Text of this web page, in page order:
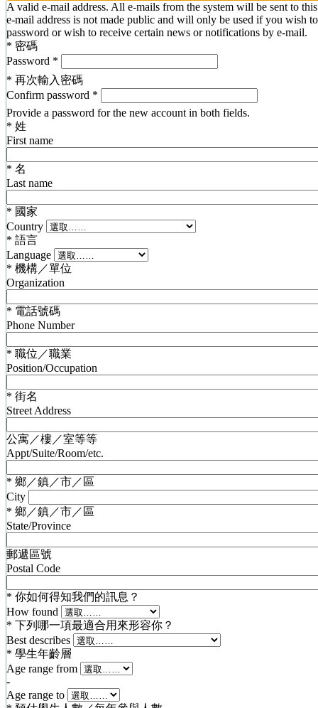
A valid e-mail address. All e-mails from the system will be sent to
e-mail address is not made public and will only be used if you wish
password or wish to receive certain news or notifications by e-mail.
* 密碼
Password *
* 再次輸入密碼
Confirm password *
Provide a password for the new account in both fields.
* 姓
First name
* 名
Last name
* 國家
Country
* 語言
Language
* 機構／單位
Organization
* 電話號碼
Phone Number
* 職位／職業
Position/Occupation
* 街名
Street Address
公寓／樓／室等等
Appt/Suite/Room/etc.
* 鄉／鎮／市／區
City
* 鄉／鎮／市／區
State/Province
郵遞區號
Postal Code
* 你如何得知我們的訊息？
How found
* 下列哪一項最適合用來形容你？
Best describes
* 學生年齡層
Age range from
-
Age range to